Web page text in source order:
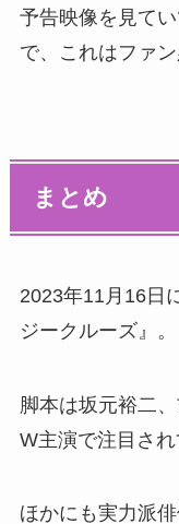
予告映像を見て
で、これはファ
まとめ
2023年11月16日
ジークルーズ』。
脚本は坂元裕二
W主演で注目され
ほかにも実力派俳